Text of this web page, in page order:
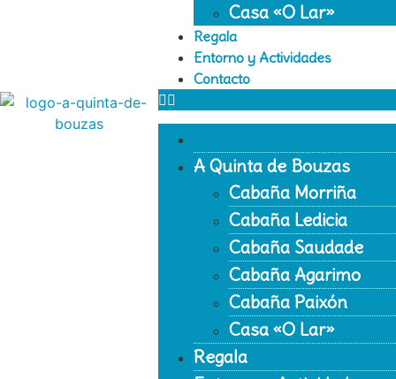
Casa «O Lar»
Regala
Entorno y Actividades
Contacto
A Quinta de Bouzas
Cabaña Morriña
Cabaña Ledicia
Cabaña Saudade
Cabaña Agarimo
Cabaña Paixón
Casa «O Lar»
Regala